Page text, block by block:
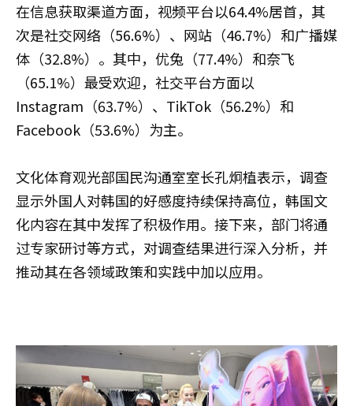
在信息获取渠道方面，视频平台以64.4%居首，其
次是社交网络（56.6%）、网站（46.7%）和广播媒
体（32.8%）。其中，优兔（77.4%）和奈飞
（65.1%）最受欢迎，社交平台方面以
Instagram（63.7%）、TikTok（56.2%）和
Facebook（53.6%）为主。
文化体育观光部国民沟通室室长孔炯植表示，调查
显示外国人对韩国的好感度持续保持高位，韩国文
化内容在其中发挥了积极作用。接下来，部门将通
过专家研讨等方式，对调查结果进行深入分析，并
推动其在各领域政策和实践中加以应用。